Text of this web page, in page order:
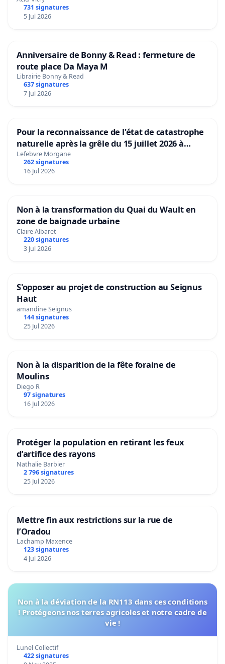
731 signatures
5 Jul 2026
Anniversaire de Bonny & Read : fermeture de
route place Da Maya M
Librairie Bonny & Read
637 signatures
7 Jul 2026
Pour la reconnaissance de l'état de catastrophe
naturelle après la grêle du 15 juillet 2026 à
Aubenas et ses alentours
Lefebvre Morgane
262 signatures
16 Jul 2026
Non à la transformation du Quai du Wault en
zone de baignade urbaine
Claire Albaret
220 signatures
3 Jul 2026
S'opposer au projet de construction au Seignus
Haut
amandine Seignus
144 signatures
25 Jul 2026
Non à la disparition de la fête foraine de
Moulins
Diego R
97 signatures
16 Jul 2026
Protéger la population en retirant les feux
d’artifice des rayons
Nathalie Barbier
2 796 signatures
25 Jul 2026
Mettre fin aux restrictions sur la rue de
l’Oradou
Lachamp Maxence
123 signatures
4 Jul 2026
Non à la déviation de la RN113 dans ces conditions
! Protégeons nos terres agricoles et notre cadre de
vie !
Lunel Collectif
422 signatures